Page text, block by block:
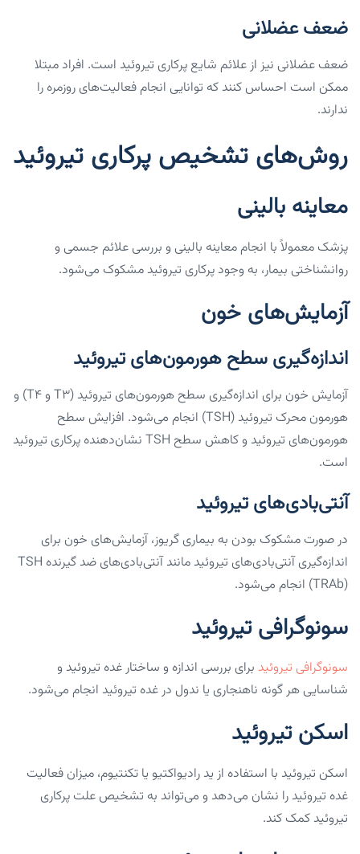
ضعف عضلانی
ضعف عضلانی نیز از علائم شایع پرکاری تیروئید است. افراد مبتلا
ممکن است احساس کنند که توانایی انجام فعالیت‌های روزمره را
ندارند.
روش‌های تشخیص پرکاری تیروئید
معاینه بالینی
پزشک معمولاً با انجام معاینه بالینی و بررسی علائم جسمی و
روانشناختی بیمار، به وجود پرکاری تیروئید مشکوک می‌شود.
آزمایش‌های خون
اندازه‌گیری سطح هورمون‌های تیروئید
آزمایش خون برای اندازه‌گیری سطح هورمون‌های تیروئید (T3 و T4) و
هورمون محرک تیروئید (TSH) انجام می‌شود. افزایش سطح
هورمون‌های تیروئید و کاهش سطح TSH نشان‌دهنده پرکاری تیروئید
است.
آنتی‌بادی‌های تیروئید
در صورت مشکوک بودن به بیماری گریوز، آزمایش‌های خون برای
اندازه‌گیری آنتی‌بادی‌های تیروئید مانند آنتی‌بادی‌های ضد گیرنده TSH
(TRAb) انجام می‌شود.
سونوگرافی تیروئید
سونوگرافی تیروئید برای بررسی اندازه و ساختار غده تیروئید و
شناسایی هر گونه ناهنجاری یا ندول در غده تیروئید انجام می‌شود.
اسکن تیروئید
اسکن تیروئید با استفاده از ید رادیواکتیو یا تکنتیوم، میزان فعالیت
غده تیروئید را نشان می‌دهد و می‌تواند به تشخیص علت پرکاری
تیروئید کمک کند.